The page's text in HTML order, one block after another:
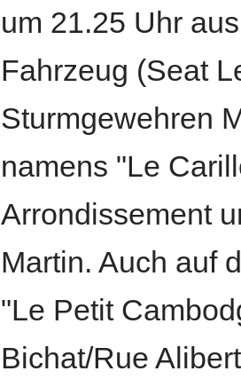
um 21.25 Uhr
Fahrzeug (Seat
Sturmgewehren
namens "Le
Arrondissement
Martin. Auch auf
"Le Petit
Bichat/Rue